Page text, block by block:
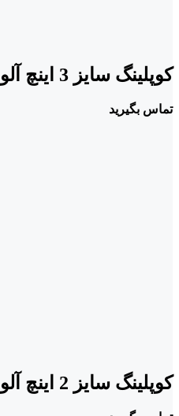
کوپلینگ سایز 3 اینچ آلومینومی برند AWG
تماس بگیرید
کوپلینگ سایز 2 اینچ آلومینومی برند AWG